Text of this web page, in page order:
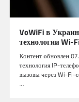
VoWiFi в
технологии Wi-
Контент обновлен
технология IP-
вызовы через Wi-Fi-
…